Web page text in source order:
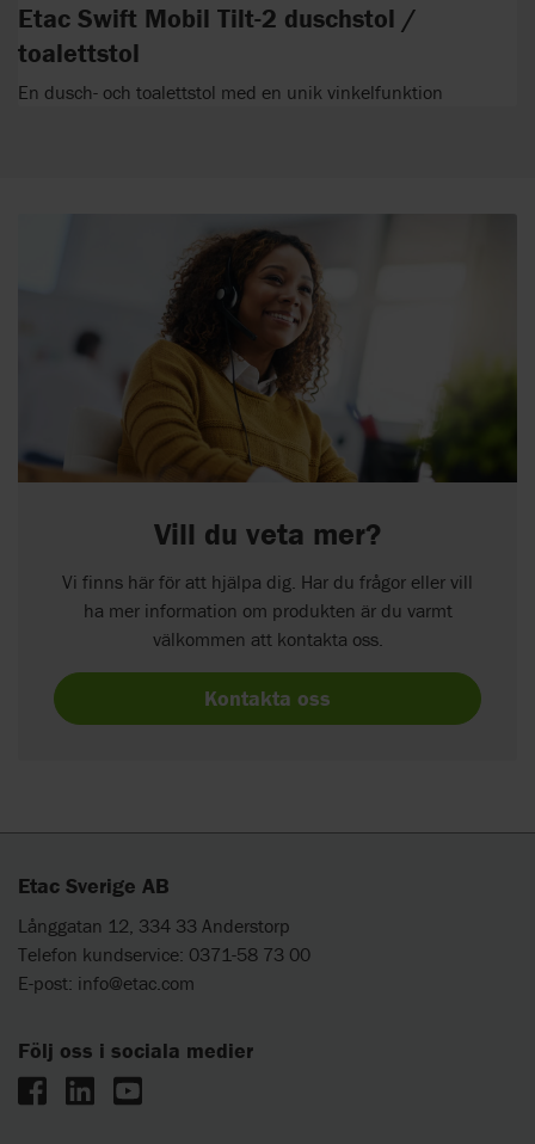
Etac Swift Mobil Tilt-2 duschstol /
toalettstol
En dusch- och toalettstol med en unik vinkelfunktion
Vill du veta mer?
Vi finns här för att hjälpa dig. Har du frågor eller vill
ha mer information om produkten är du varmt
välkommen att kontakta oss.
Kontakta oss
Etac Sverige AB
Långgatan 12, 334 33 Anderstorp
Telefon kundservice: 0371-58 73 00
E-post: info@etac.com
Följ oss i sociala medier